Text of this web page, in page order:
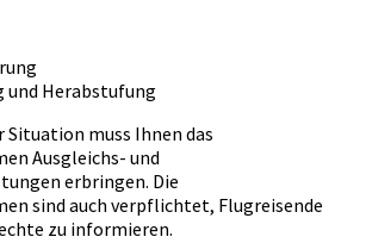
und Herabstufung
Situation muss Ihnen das
Ausgleichs- und
erbringen. Die
sind auch verpflichtet, Flugreisende
zu informieren.